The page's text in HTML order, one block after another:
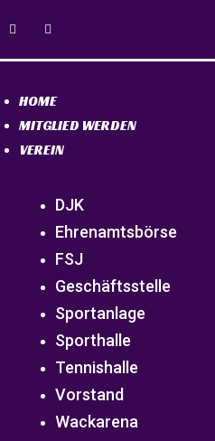
HOME
MITGLIED WERDEN
VEREIN
DJK
Ehrenamtsbörse
FSJ
Geschäftsstelle
Sportanlage
Sporthalle
Tennishalle
Vorstand
Wackarena